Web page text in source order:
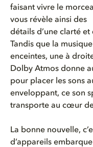
Dolby Atmos
Puis-je écouter
Comment
Comment
faisant vivre le
vous révèle ainsi des
détails d’une clarté
Tandis que la
enceintes, une à
Dolby Atmos donne
pour placer les sons
enveloppant, ce son
transporte au cœur
La bonne nouvelle,
d’appareils